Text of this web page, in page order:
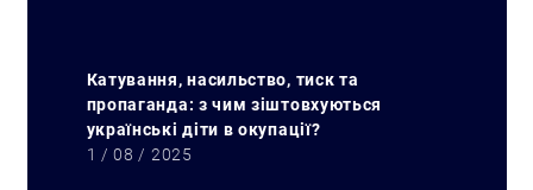
Катування, насильство, тиск та
пропаганда: з чим зіштовхуються
українські діти в окупації?
1 / 08 / 2025